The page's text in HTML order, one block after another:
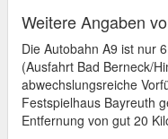
Weitere Angaben
Die Autobahn A9 ist nur
(Ausfahrt Bad Berneck/
abwechslungsreiche
Festspielhaus Bayreuth
Entfernung von gut 20